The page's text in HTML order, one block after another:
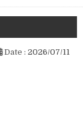
Date : 2026/07/11